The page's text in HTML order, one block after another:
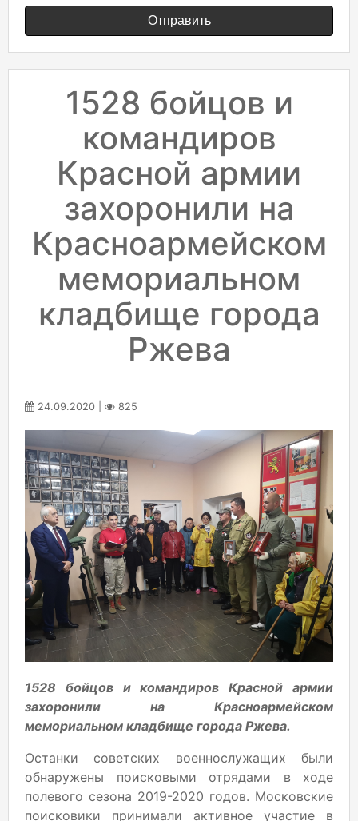
Отправить
1528 бойцов и
командиров
Красной армии
захоронили на
Красноармейском
мемориальном
кладбище города
Ржева
24.09.2020 | 825
1528 бойцов и командиров Красной армии
захоронили на Красноармейском
мемориальном кладбище города Ржева.
Останки советских военнослужащих были
обнаружены поисковыми отрядами в ходе
полевого сезона 2019-2020 годов. Московские
поисковики принимали активное участие в